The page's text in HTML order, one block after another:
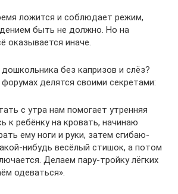
ложится и соблюдает режим,
быть не должно. Но на
оказывается иначе.
без капризов и слёз?
делятся своими секретами:
с утра нам помогает утренняя
к ребёнку на кровать, начинаю
ему ноги и руки, затем сгибаю-
нибудь весёлый стишок, а потом
Делаем пару-тройку лёгких
одеваться».